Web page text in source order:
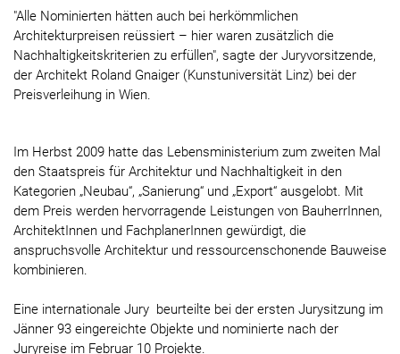
"Alle Nominierten hätten auch bei herkömmlichen
Architekturpreisen reüssiert – hier waren zusätzlich die
Nachhaltigkeitskriterien zu erfüllen", sagte der Juryvorsitzende,
der Architekt Roland Gnaiger (Kunstuniversität Linz) bei der
Preisverleihung in Wien.
Im Herbst 2009 hatte das Lebensministerium zum zweiten Mal
den Staatspreis für Architektur und Nachhaltigkeit in den
Kategorien „Neubau“, „Sanierung“ und „Export“ ausgelobt. Mit
dem Preis werden hervorragende Leistungen von BauherrInnen,
ArchitektInnen und FachplanerInnen gewürdigt, die
anspruchsvolle Architektur und ressourcenschonende Bauweise
kombinieren.
Eine internationale Jury beurteilte bei der ersten Jurysitzung im
Jänner 93 eingereichte Objekte und nominierte nach der
Juryreise im Februar 10 Projekte.